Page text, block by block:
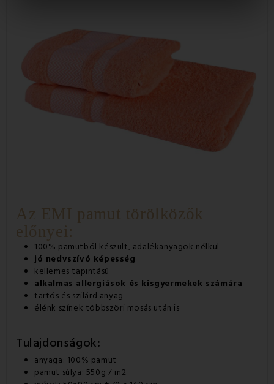
Az EMI pamut törölközők
előnyei:
100% pamutból készült, adalékanyagok nélkül
jó nedvszívó képesség
kellemes tapintású
alkalmas allergiások és kisgyermekek számára
tartós és szilárd anyag
élénk színek többszöri mosás után is
Tulajdonságok:
anyaga: 100% pamut
pamut súlya: 550g / m2